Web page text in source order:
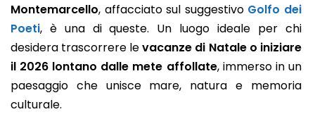
Montemarcello, affacciato sul suggestivo Golfo dei
Poeti, è una di queste. Un luogo ideale per chi
desidera trascorrere levacanze di Natale o iniziare
il 2026 lontano dalle mete affollate, immerso in un
paesaggio che unisce mare, natura e memoria
culturale.